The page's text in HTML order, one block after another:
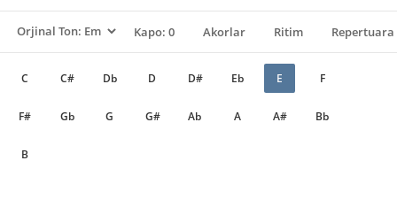
Kapo: 0 Akorlar Ritim Repertuara
C C# Db D D# Eb E F
F# Gb G G# Ab A A# Bb
B